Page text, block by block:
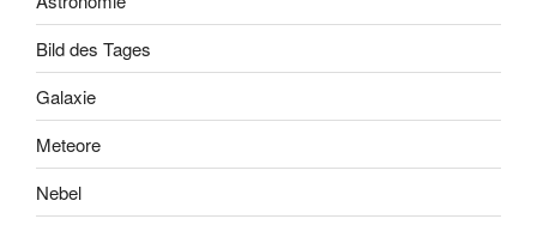
Bild des Tages
Galaxie
Meteore
Nebel